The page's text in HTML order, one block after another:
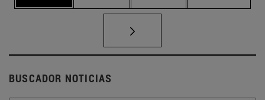
BUSCADOR NOTICIAS